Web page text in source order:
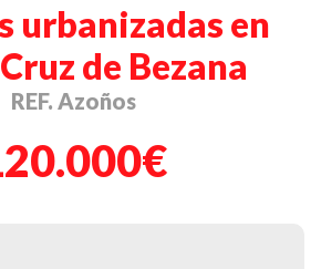
urbanizadas en
de Bezana
REF. Azoños